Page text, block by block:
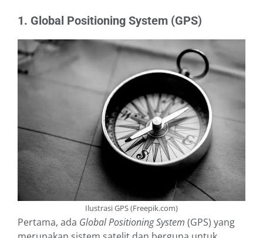
1. Global Positioning System (GPS)
Ilustrasi GPS (Freepik.com)
Pertama, ada Global Positioning System (GPS) yang